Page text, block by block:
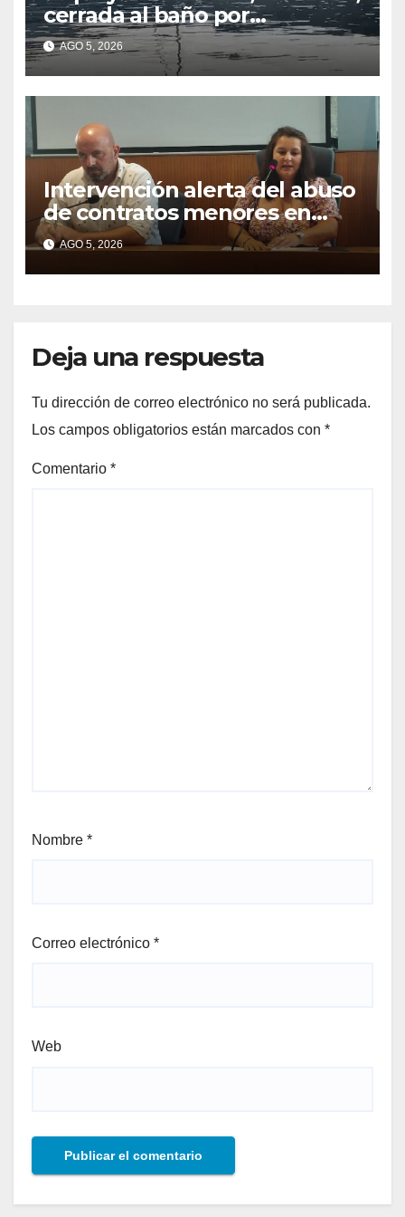
cerrada al baño por
contaminación del agua tras
detectarse restos fecales
AGO 5, 2026
Intervención alerta del abuso
de contratos menores en
2025
AGO 5, 2026
Deja una respuesta
Tu dirección de correo electrónico no será publicada.
Los campos obligatorios están marcados con *
Comentario *
Nombre *
Correo electrónico *
Web